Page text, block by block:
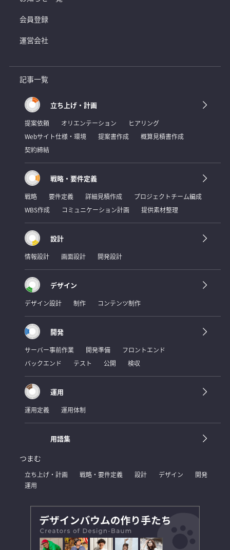
会員登録
運営会社
記事一覧
立ち上げ・計画
提案依頼 オリエンテーション
ヒアリング
Webサイト仕様・環境
提案書作成
概算見積書作成
契約締結
戦略・要件定義
戦略 要件定義 詳細見積作成
プロジェクトチーム編成
WBS作成
コミュニケーション計画 提供素材整理
設計
情報設計 画面設計 開発設計
デザイン
デザイン設計 制作 コンテンツ制作
開発
サーバー事前作業 開発準備
フロントエンド
バックエンド
テスト 公開 検収
運用
運用定義 運用体制
用語集
つまむ
立ち上げ・計画 戦略・要件定義 設計 デザイン
開発
運用